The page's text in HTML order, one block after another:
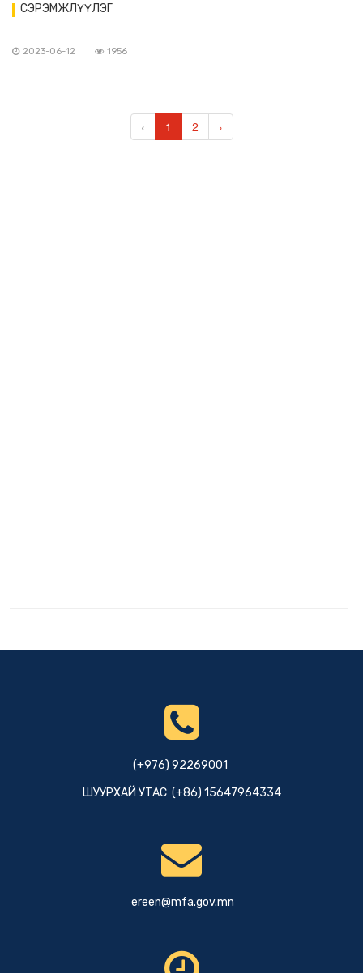
СЭРЭМЖЛҮҮЛЭГ
2023-06-12 1956
‹ 1 2 ›
(+976) 92269001
ШУУРХАЙ УТАС (+86) 15647964334
ereen@mfa.gov.mn